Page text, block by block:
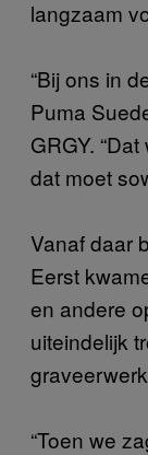
langzaam
“Bij ons in
Puma
GRGY.
dat moet
Vanaf daar
Eerst
en andere
uiteindelijk
“Toen we